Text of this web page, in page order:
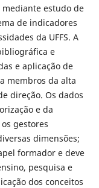
estudo de
de indicadores
da UFFS. A
e
e aplicação de
membros da alta
direção. Os dados
e da
gestores
dimensões;
formador e deve
pesquisa e
dos conceitos